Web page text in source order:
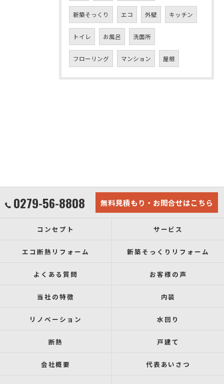
新築そっくり エコ 外壁 キッチン
トイレ お風呂 洗面所
フローリング マンション 屋根
0279-56-8808 無料見積もり・お問合せはこちら
コンセプト サービス
エコ断熱リフォーム 新築そっくりリフォーム
よくある質問 お客様の声
当社の特徴 内装
リノベーション 水回り
断熱 戸建て
会社概要 代表あいさつ